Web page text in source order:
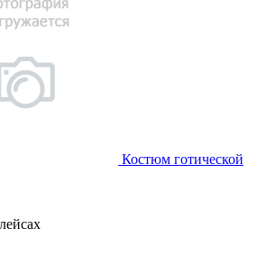
Костюм готической